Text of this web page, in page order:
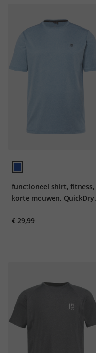
functioneel shirt, fitness,
korte mouwen, QuickDry,
€ 29,99